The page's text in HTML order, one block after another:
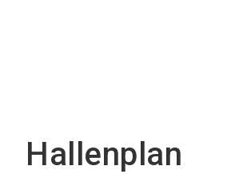
Hallenplan